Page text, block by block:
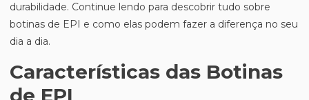
durabilidade. Continue lendo para descobrir tudo sobre
botinas de EPI e como elas podem fazer a diferença no seu
dia a dia.
Características das Botinas
de EPI